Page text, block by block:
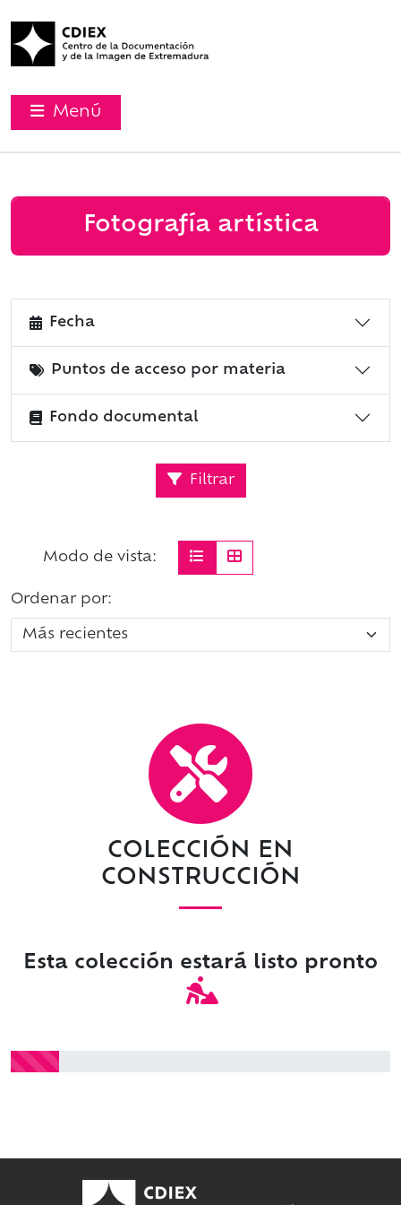
Menú
Fotografía artística
Fecha
Puntos de acceso por materia
Fondo documental
Filtrar
Modo de vista:
Ordenar por:
COLECCIÓN EN
CONSTRUCCIÓN
Esta colección estará listo pronto